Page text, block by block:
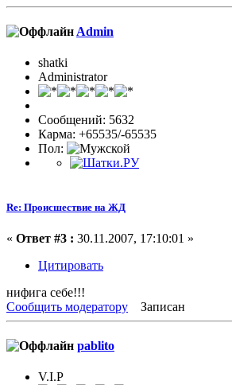
Admin
shatki
Administrator
Сообщений: 5632
Карма: +65535/-65535
Пол:
Re: Происшествие на ЖД
« Ответ #3 : 30.11.2007, 17:10:01 »
Цитировать
нифига себе!!!
Сообщить модератору
Записан
pablito
V.I.P